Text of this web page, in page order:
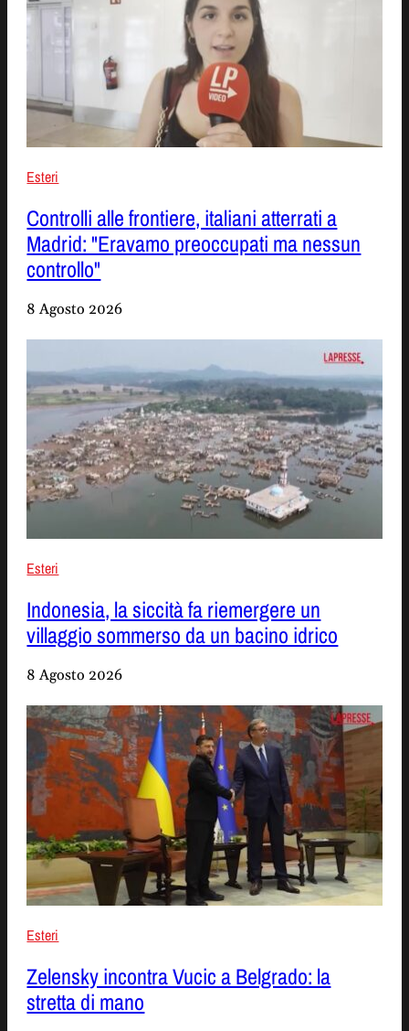
Esteri
Controlli alle frontiere, italiani atterrati a
Madrid: "Eravamo preoccupati ma nessun
controllo"
8 Agosto 2026
Esteri
Indonesia, la siccità fa riemergere un
villaggio sommerso da un bacino idrico
8 Agosto 2026
Esteri
Zelensky incontra Vucic a Belgrado: la
stretta di mano